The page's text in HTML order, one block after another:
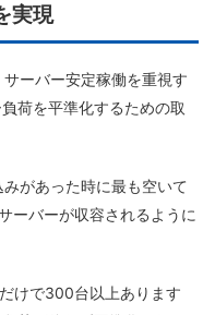
実現
ーバー安定稼働を重視す
荷を平準化するための取
があった時に最も空いて
ーバーが収容されるように
けで300台以上あります